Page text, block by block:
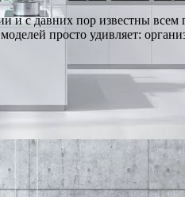
и с давних пор известны
просто удивляет: